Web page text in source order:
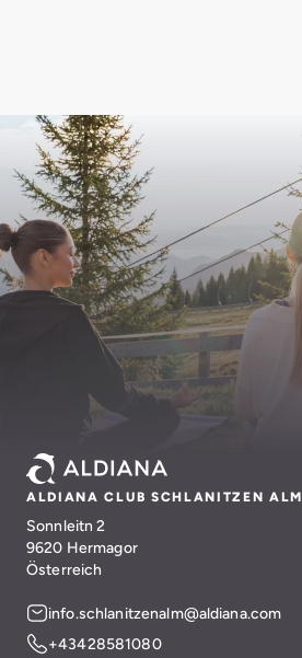
ALDIANA CLUB SCHLANITZEN ALM
Sonnleitn 2
9620 Hermagor
Österreich
info.schlanitzenalm@aldiana.com
+43428581080